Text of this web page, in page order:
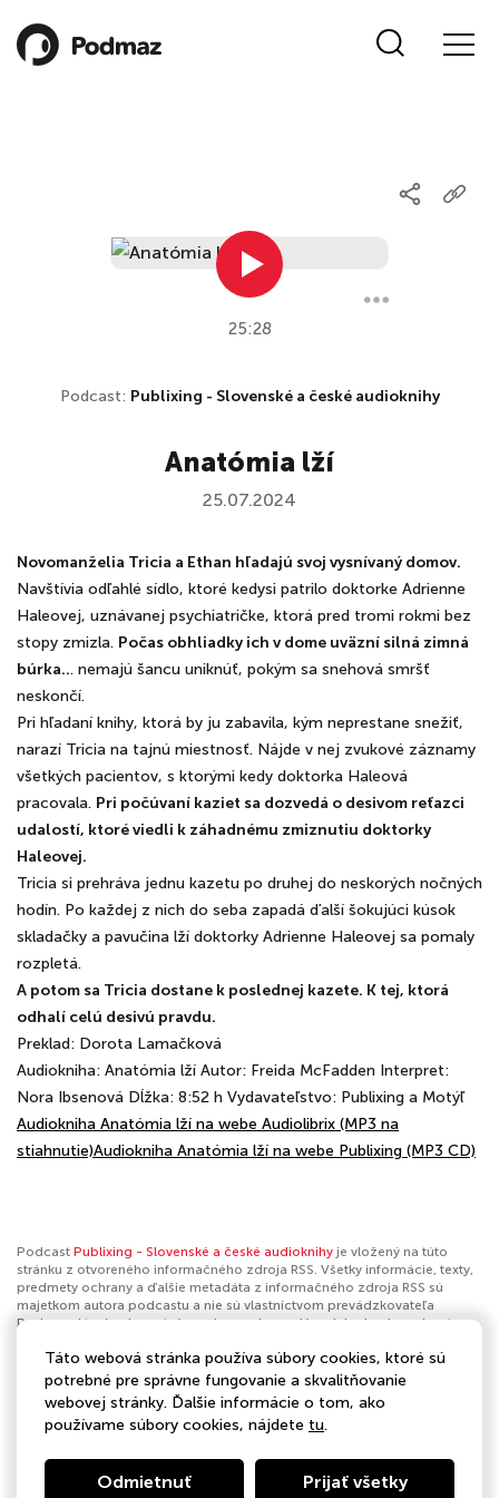
25:28
Podcast: Publixing - Slovenské a české audioknihy
Anatómia lží
25.07.2024
Novomanželia Tricia a Ethan hľadajú svoj vysnívaný domov.
Navštívia odľahlé sídlo, ktoré kedysi patrilo doktorke Adrienne
Haleovej, uznávanej psychiatričke, ktorá pred tromi rokmi bez
stopy zmizla. Počas obhliadky ich v dome uväzní silná zimná
búrka... nemajú šancu uniknúť, pokým sa snehová smršť
neskončí.
Pri hľadaní knihy, ktorá by ju zabavila, kým neprestane snežiť,
narazí Tricia na tajnú miestnosť. Nájde v nej zvukové záznamy
všetkých pacientov, s ktorými kedy doktorka Haleová
pracovala. Pri počúvaní kaziet sa dozvedá o desivom reťazci
udalostí, ktoré viedli k záhadnému zmiznutiu doktorky
Haleovej.
Tricia si prehráva jednu kazetu po druhej do neskorých nočných
hodín. Po každej z nich do seba zapadá ďalší šokujúci kúsok
skladačky a pavučina lží doktorky Adrienne Haleovej sa pomaly
rozpletá.
A potom sa Tricia dostane k poslednej kazete. K tej, ktorá
odhalí celú desivú pravdu.
Preklad: Dorota Lamačková
Audiokniha: Anatómia lží Autor: Freida McFadden Interpret:
Nora Ibsenová Dĺžka: 8:52 h Vydavateľstvo: Publixing a Motýľ
Audiokniha Anatómia lží na webe Audiolibrix (MP3 na
stiahnutie)Audiokniha Anatómia lží na webe Publixing (MP3 CD)
Podcast Publixing - Slovenské a české audioknihy je vložený na túto
stránku z otvoreného informačného zdroja RSS. Všetky informácie, texty,
predmety ochrany a ďalšie metadáta z informačného zdroja RSS sú
majetkom autora podcastu a nie sú vlastníctvom prevádzkovateľa
Podmaz, ktorý ani nevytvára ani nezodpovedá za ich obsah podcastov.
Podmaz, môžešnahlásiť obsah. Ak je toto tvoj podcast a chceš získať
kontrolu nad týmto profilomklikni sem.
Autor:Publixing
Kategórie:
Táto webová stránka používa súbory cookies, ktoré sú
potrebné pre správne fungovanie a skvalitňovanie
webovej stránky. Ďalšie informácie o tom, ako
používame súbory cookies, nájdete tu.
Odmietnuť Prijať všetky